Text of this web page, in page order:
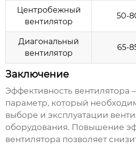
Центробежный
вентилятор
50-
Диагональный
вентилятор
65-
Заключение
Эффективность вентилятора
параметр, который
выборе и эксплуатации
оборудования. Повышение
вентилятора позволяет